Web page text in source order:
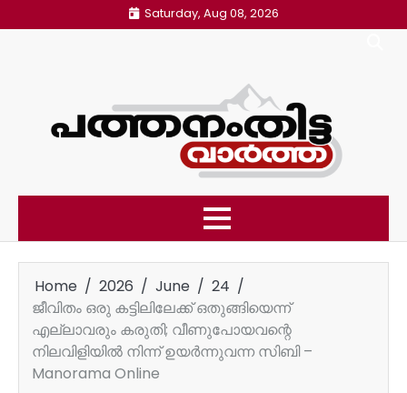
to
Saturday, Aug 08, 2026
Home 2026 June
24
ജീവിതം ഒരു കട്ടിലിലേക്ക് ഒതുങ്ങിയെന്ന്
എല്ലാവരും കരുതി; വീണുപോയവന്റെ
നിലവിളിയിൽ നിന്ന് ഉയർന്നുവന്ന സിബി –
Manorama Online